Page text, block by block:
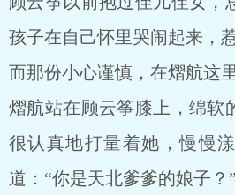
孩子在自己怀里哭闹起来，
而那份小心谨慎，在熠航这
熠航站在顾云筝膝上，绵软
很认真地打量着她，慢慢
道：“你是天北爹爹的娘子？”